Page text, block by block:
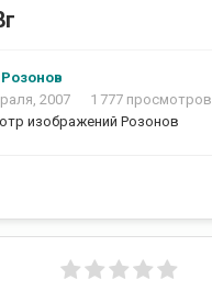
Розонов
2007
1 777 просмотров
изображений Розонов